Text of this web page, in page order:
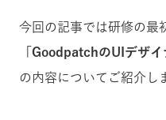
今回の記事では研修の最
「GoodpatchのUIデザイ
の内容についてご紹介し